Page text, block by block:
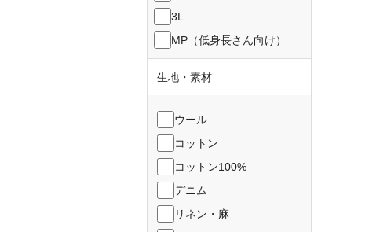
3L
MP（低身長さん向け）
生地・素材
ウール
コットン
コットン100%
デニム
リネン・麻